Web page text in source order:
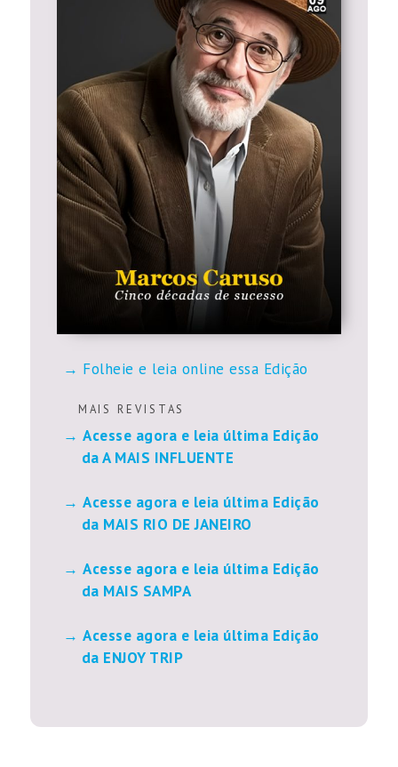
Folheie e leia online essa Edição
M A I S R E V I S T A S
Acesse agora e leia última Edição
da A MAIS INFLUENTE
Acesse agora e leia última Edição
da MAIS RIO DE JANEIRO
Acesse agora e leia última Edição
da MAIS SAMPA
Acesse agora e leia última Edição
da ENJOY TRIP